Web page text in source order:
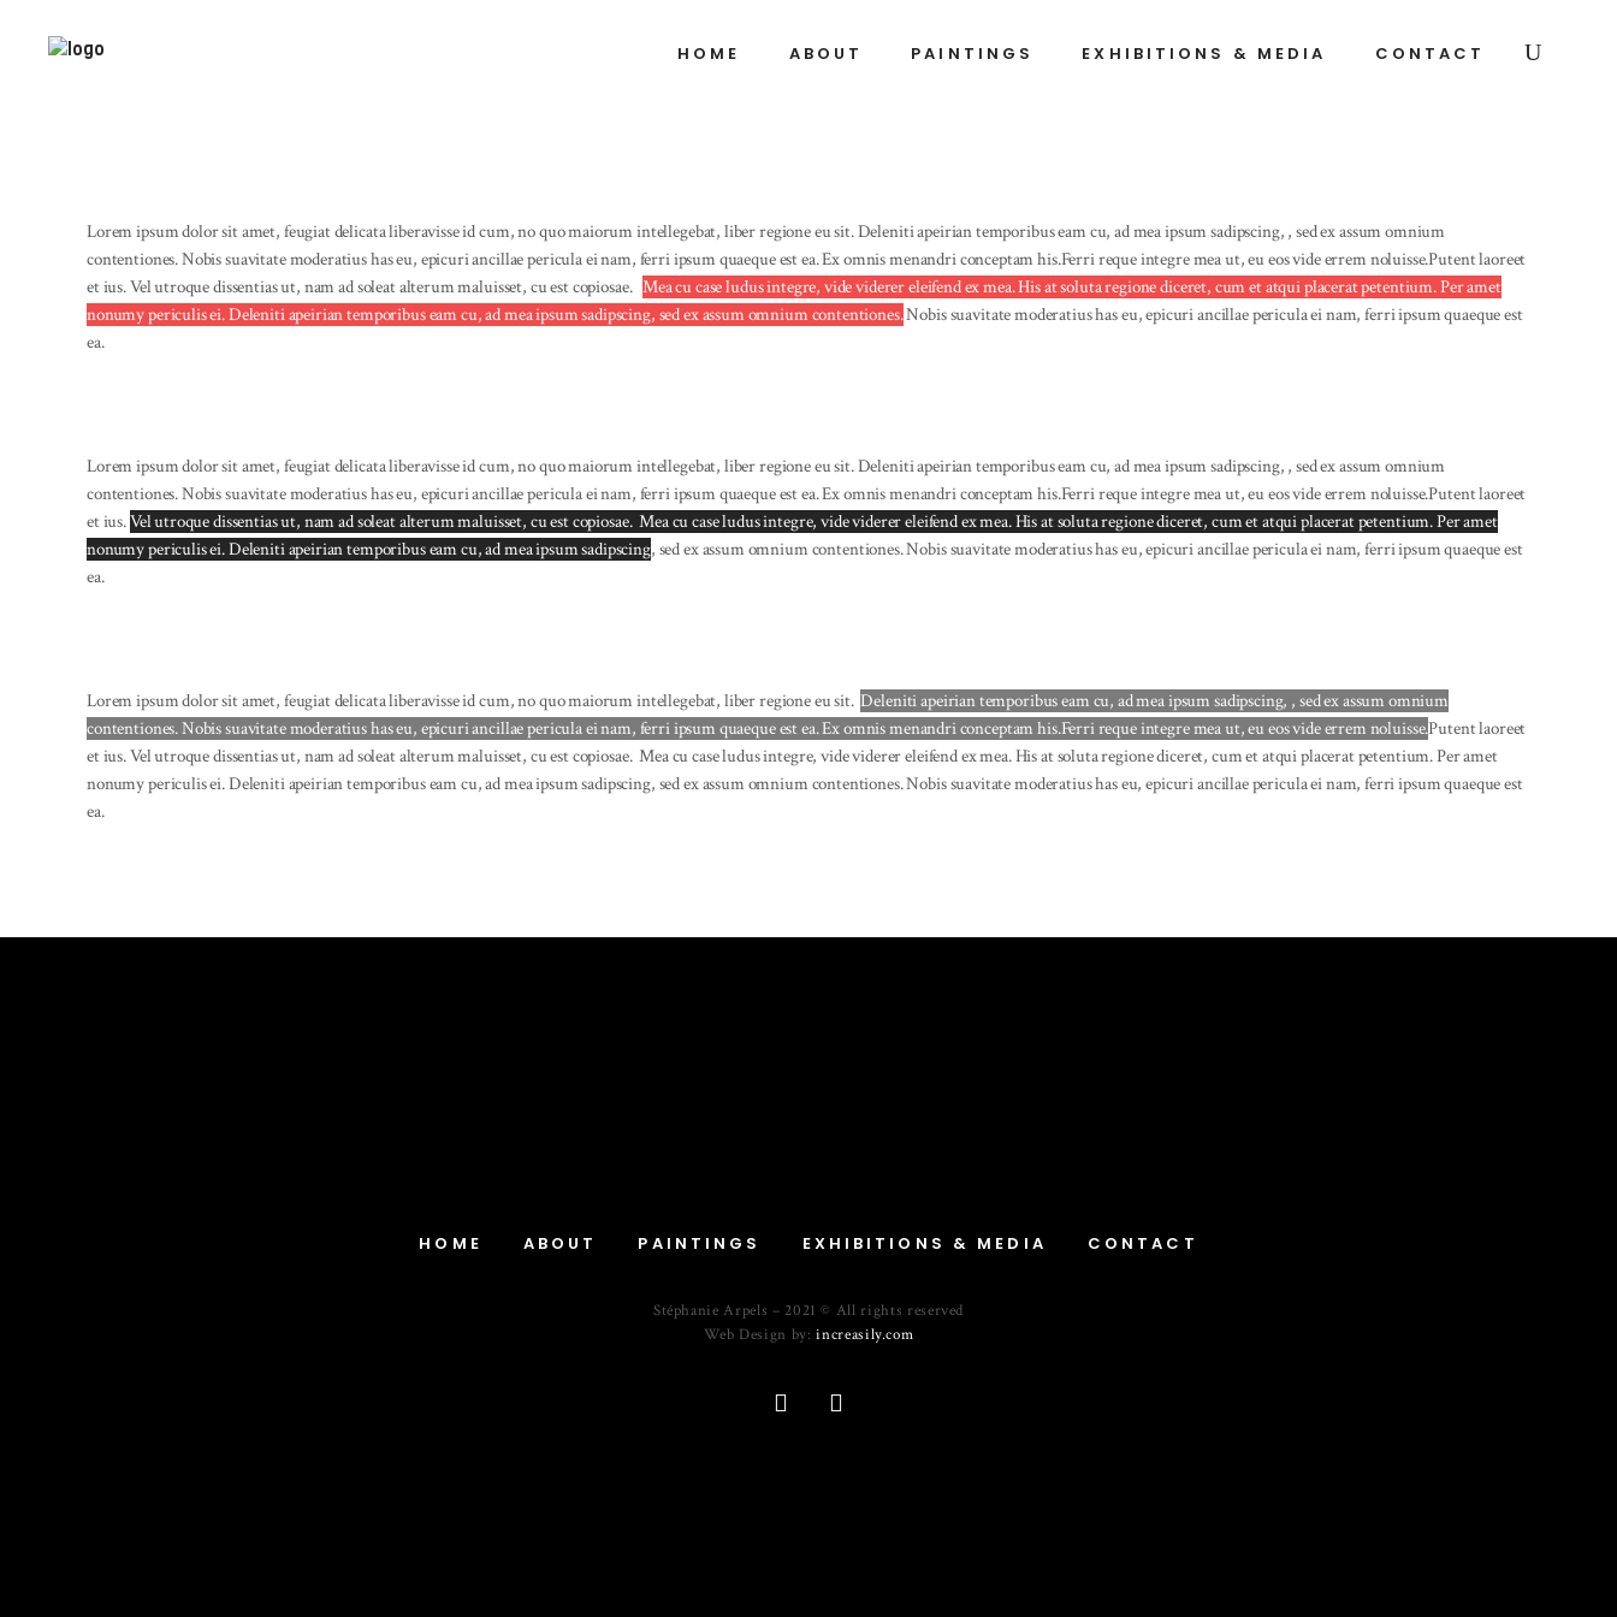
HOME ABOUT PAINTINGS EXHIBITIONS & MEDIA CONTACT
Lorem ipsum dolor sit amet, feugiat delicata liberavisse id cum, no quo maiorum intellegebat, liber regione eu sit.Deleniti apeirian temporibus eam cu, ad mea ipsum sadipscing, , sed ex assum omnium
contentiones. Nobis suavitate moderatius has eu, epicuri ancillae pericula ei nam, ferri ipsum quaeque est ea.Ex omnis menandri conceptam his.Ferri reque integre mea ut, eu eos vide errem noluisse.Putent laoreet
et ius. Vel utroque dissentias ut, nam ad soleat alterum maluisset, cu est copiosae. Mea cu case ludus integre, vide viderer eleifend ex mea. His at soluta regione diceret, cum et atqui placerat petentium. Per amet
nonumy periculis ei. Deleniti apeirian temporibus eam cu, ad mea ipsum sadipscing, sed ex assum omnium contentiones.Nobis suavitate moderatius has eu, epicuri ancillae pericula ei nam, ferri ipsum quaeque est
ea.
Lorem ipsum dolor sit amet, feugiat delicata liberavisse id cum, no quo maiorum intellegebat, liber regione eu sit.Deleniti apeirian temporibus eam cu, ad mea ipsum sadipscing, , sed ex assum omnium
contentiones. Nobis suavitate moderatius has eu, epicuri ancillae pericula ei nam, ferri ipsum quaeque est ea.Ex omnis menandri conceptam his.Ferri reque integre mea ut, eu eos vide errem noluisse.Putent laoreet
et ius.Vel utroque dissentias ut, nam ad soleat alterum maluisset, cu est copiosae. Mea cu case ludus integre, vide viderer eleifend ex mea. His at soluta regione diceret, cum et atqui placerat petentium. Per amet
nonumy periculis ei. Deleniti apeirian temporibus eam cu, ad mea ipsum sadipscing, sed ex assum omnium contentiones. Nobis suavitate moderatius has eu, epicuri ancillae pericula ei nam, ferri ipsum quaeque est
ea.
Lorem ipsum dolor sit amet, feugiat delicata liberavisse id cum, no quo maiorum intellegebat, liber regione eu sit.Deleniti apeirian temporibus eam cu, ad mea ipsum sadipscing, , sed ex assum omnium
contentiones. Nobis suavitate moderatius has eu, epicuri ancillae pericula ei nam, ferri ipsum quaeque est ea. Ex omnis menandri conceptam his.Ferri reque integre mea ut, eu eos vide errem noluisse.Putent laoreet
et ius. Vel utroque dissentias ut, nam ad soleat alterum maluisset, cu est copiosae. Mea cu case ludus integre, vide viderer eleifend ex mea. His at soluta regione diceret, cum et atqui placerat petentium. Per amet
nonumy periculis ei. Deleniti apeirian temporibus eam cu, ad mea ipsum sadipscing, sed ex assum omnium contentiones. Nobis suavitate moderatius has eu, epicuri ancillae pericula ei nam, ferri ipsum quaeque est
ea.
HOME ABOUT PAINTINGS EXHIBITIONS & MEDIA CONTACT
Stéphanie Arpels – 2021 © All rights reserved
Web Design by:increasily.com